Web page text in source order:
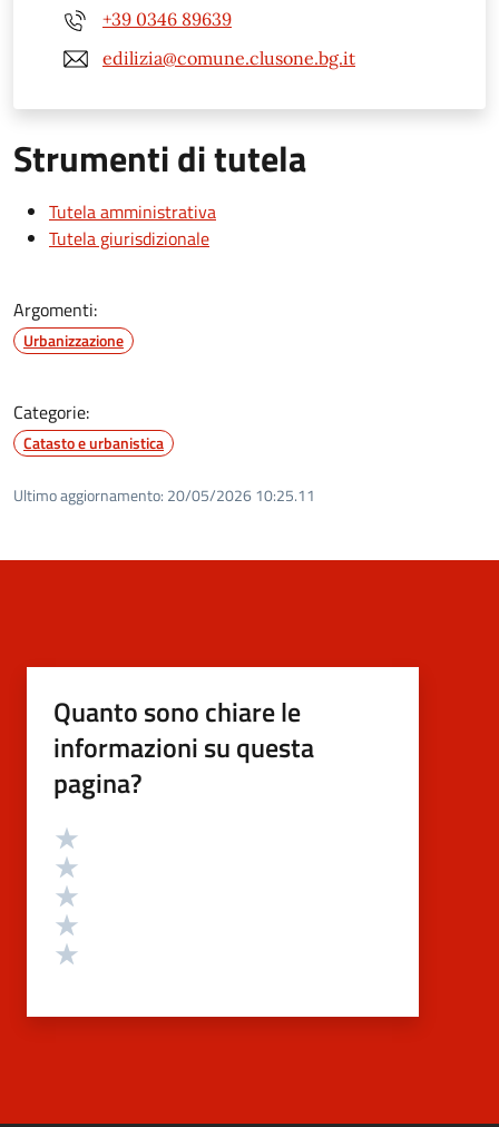
+39 0346 89639
edilizia@comune.clusone.bg.it
Strumenti di tutela
Tutela amministrativa
Tutela giurisdizionale
Argomenti:
Urbanizzazione
Categorie:
Catasto e urbanistica
Ultimo aggiornamento: 20/05/2026 10:25.11
Quanto sono chiare le
informazioni su questa
pagina?
Valutazione